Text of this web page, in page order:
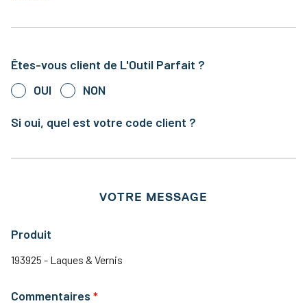
Êtes-vous client de L'Outil Parfait ?
OUI
NON
Si oui, quel est votre code client ?
VOTRE MESSAGE
Produit
193925 - Laques & Vernis
Commentaires